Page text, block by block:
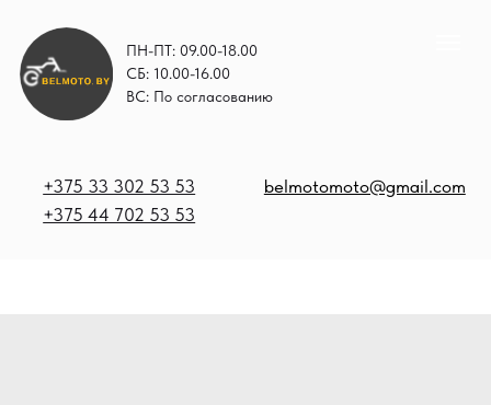
ПН-ПТ: 09.00-18.00
СБ: 10.00-16.00
ВС: По согласованию